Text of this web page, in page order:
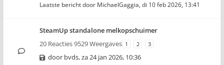
Laatste bericht door MichaelGaggia, di 10 feb 2026, 13:41
SteamUp standalone melkopschuimer
20 Reacties 9529 Weergaves 1 2 3
door bvds,za 24 jan 2026, 10:36